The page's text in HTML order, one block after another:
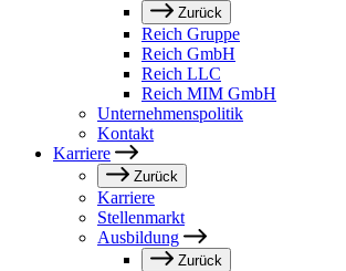
Zurück
Reich Gruppe
Reich GmbH
Reich LLC
Reich MIM GmbH
Unternehmenspolitik
Kontakt
Karriere
Zurück
Karriere
Stellenmarkt
Ausbildung
Zurück